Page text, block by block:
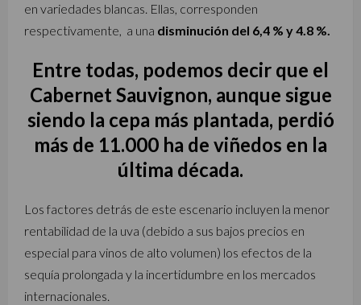
en variedades blancas. Ellas, corresponden
respectivamente, a una disminución del 6,4 % y 4.8 %.
Entre todas, podemos decir que el
Cabernet Sauvignon, aunque sigue
siendo la cepa más plantada, perdió
más de 11.000 ha de viñedos en la
última década.
Los factores detrás de este escenario incluyen la menor
rentabilidad de la uva (debido a sus bajos precios en
especial para vinos de alto volumen) los efectos de la
sequía prolongada y la incertidumbre en los mercados
internacionales.